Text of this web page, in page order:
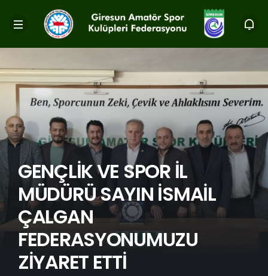
GENÇLİK VE SPOR İL
MÜDÜRÜ SAYIN İSMAİL
ÇALGAN
FEDERASYONUMUZU
ZİYARET ETTİ